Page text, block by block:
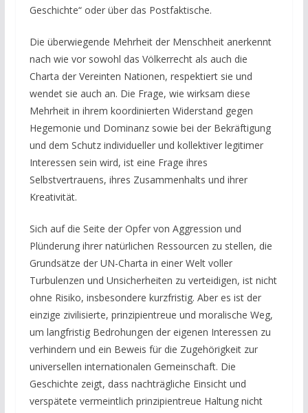
Geschichte“ oder über das Postfaktische.
Die überwiegende Mehrheit der Menschheit anerkennt
nach wie vor sowohl das Völkerrecht als auch die
Charta der Vereinten Nationen, respektiert sie und
wendet sie auch an. Die Frage, wie wirksam diese
Mehrheit in ihrem koordinierten Widerstand gegen
Hegemonie und Dominanz sowie bei der Bekräftigung
und dem Schutz individueller und kollektiver legitimer
Interessen sein wird, ist eine Frage ihres
Selbstvertrauens, ihres Zusammenhalts und ihrer
Kreativität.
Sich auf die Seite der Opfer von Aggression und
Plünderung ihrer natürlichen Ressourcen zu stellen, die
Grundsätze der UN-Charta in einer Welt voller
Turbulenzen und Unsicherheiten zu verteidigen, ist nicht
ohne Risiko, insbesondere kurzfristig. Aber es ist der
einzige zivilisierte, prinzipientreue und moralische Weg,
um langfristig Bedrohungen der eigenen Interessen zu
verhindern und ein Beweis für die Zugehörigkeit zur
universellen internationalen Gemeinschaft. Die
Geschichte zeigt, dass nachträgliche Einsicht und
verspätete vermeintlich prinzipientreue Haltung nicht